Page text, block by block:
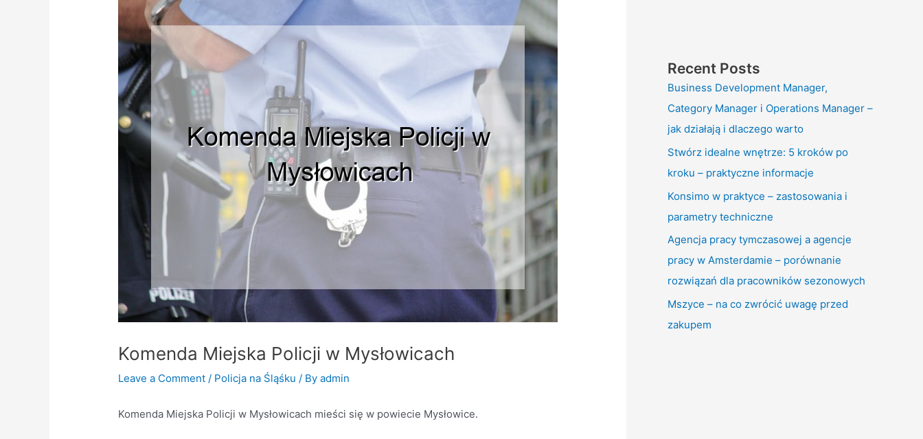
Komenda Miejska Policji w Mysłowicach
Leave a Comment / Policja na Śląśku / Byadmin
Komenda Miejska Policji w Mysłowicach mieści się w powiecie Mysłowice.
Recent Posts
Business Development Manager,
Category Manager i Operations Manager –
jak działają i dlaczego warto
Stwórz idealne wnętrze: 5 kroków po
kroku – praktyczne informacje
Konsimo w praktyce – zastosowania i
parametry techniczne
Agencja pracy tymczasowej a agencje
pracy w Amsterdamie – porównanie
rozwiązań dla pracowników sezonowych
Mszyce – na co zwrócić uwagę przed
zakupem